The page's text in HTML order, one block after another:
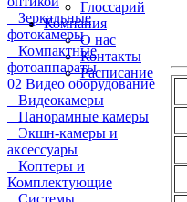
Глоссарий
Компания
О нас
Контакты
Расписание
Зеркальные
фотокамеры
Компактные
фотоаппараты
02 Видео оборудование
Видеокамеры
Панорамные камеры
Экшн-камеры и
аксессуары
Коптеры и
Комплектующие
Системы